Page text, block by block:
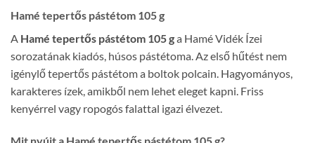
Hamé tepertős pástétom 105 g
A Hamé tepertős pástétom 105 ga Hamé Vidék Ízei
sorozatának kiadós, húsos pástétoma. Az első hűtést nem
igénylő tepertős pástétom a boltok polcain. Hagyományos,
karakteres ízek, amikből nem lehet eleget kapni. Friss
kenyérrel vagy ropogós falattal igazi élvezet.